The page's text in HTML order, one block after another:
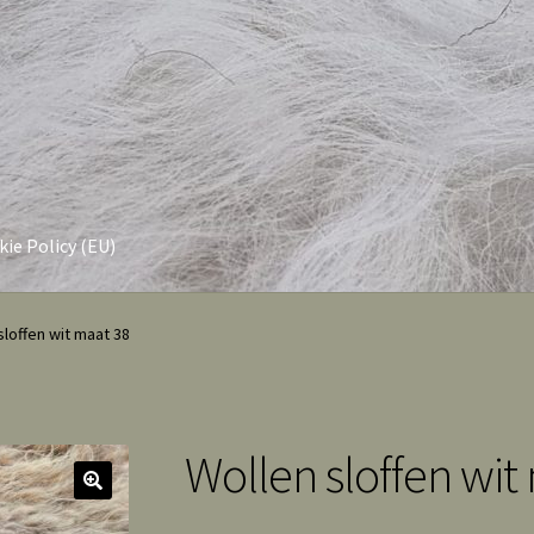
Policy (EU)
wit maat 38
Wollen sloffen wit